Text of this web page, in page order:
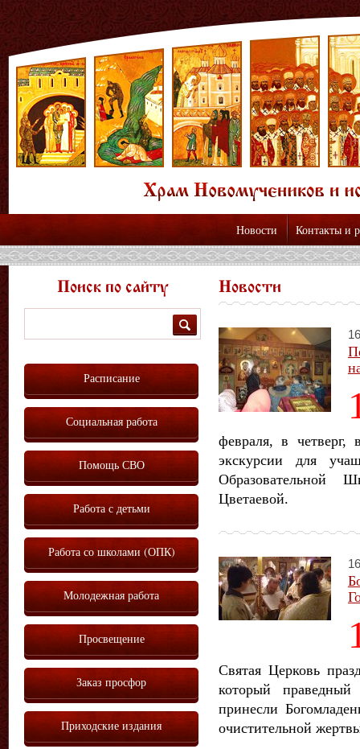
Новости Контакты и
Новости
февраля, в четверг,
экскурсии для
Цветаевой.
Святая Церковь
который
принесли
очистительной
Поиск по сайту
Расписание
Социальная работа
Помощь СВО
Работа с детьми
Работа со школами (ОПК)
Молодежная работа
Просвещение
Заказ просфор
Приходские издания